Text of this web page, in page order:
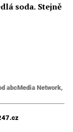
soda. Stejně
abcMedia Network,